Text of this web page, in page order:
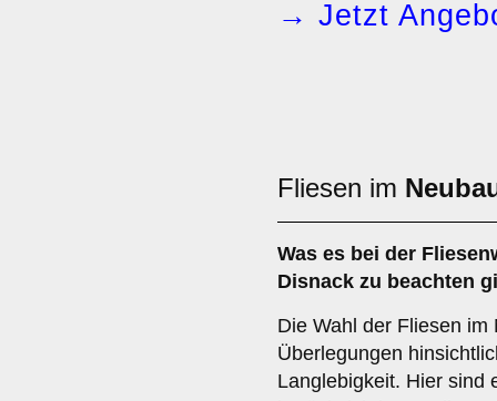
→ Jetzt
Fliesen im
Was es bei der
Disnack zu beachten
Die Wahl der Fliesen
Überlegungen
Langlebigkeit. Hier sind